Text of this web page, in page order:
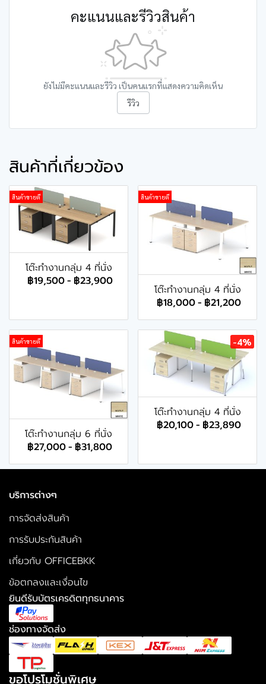
คะแนนและรีวิวสินค้า
ยังไม่มีคะแนนและรีวิว เป็นคนแรกที่แสดงความคิดเห็น
รีวิว
สินค้าที่เกี่ยวข้อง
สินค้าขายดี
โต๊ะทำงานกลุ่ม 4 ที่นั่ง
฿19,500- ฿23,900
สินค้าขายดี
โต๊ะทำงานกลุ่ม 4 ที่นั่ง
฿18,000- ฿21,200
สินค้าขายดี
โต๊ะทำงานกลุ่ม 6 ที่นั่ง
฿27,000- ฿31,800
-4%
โต๊ะทำงานกลุ่ม 4 ที่นั่ง
฿20,100- ฿23,890
บริการต่างๆ
การจัดส่งสินค้า
การรับประกันสินค้า
เกี่ยวกับ OFFICEBKK
ข้อตกลงและเงื่อนไข
ยินดีรับบัตรเครดิตทุกธนาคาร
ช่องทางจัดส่ง
ขอโปรโมชั่นพิเศษ